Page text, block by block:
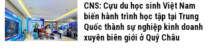
CNS: Cựu du học sinh Việt Nam
biến hành trình học tập tại Trung
Quốc thành sự nghiệp kinh doanh
xuyên biên giới ở Quý Châu